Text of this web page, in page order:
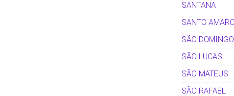
SANTANA
SANTO AMARO
SÃO
SÃO LUCAS
SÃO MATEUS
SÃO RAFAEL